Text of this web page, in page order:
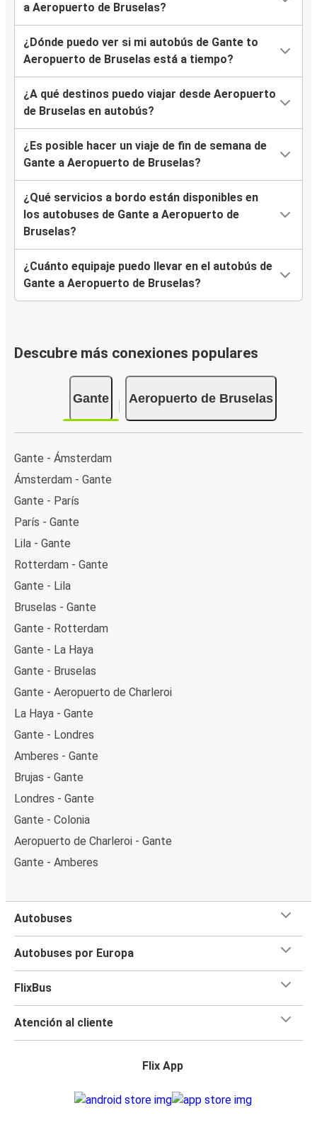
a Aeropuerto de Bruselas?
¿Dónde puedo ver si mi autobús de Gante to
Aeropuerto de Bruselas está a tiempo?
¿A qué destinos puedo viajar desde Aeropuerto
de Bruselas en autobús?
¿Es posible hacer un viaje de fin de semana de
Gante a Aeropuerto de Bruselas?
¿Qué servicios a bordo están disponibles en
los autobuses de Gante a Aeropuerto de
Bruselas?
¿Cuánto equipaje puedo llevar en el autobús de
Gante a Aeropuerto de Bruselas?
Descubre más conexiones populares
Gante Aeropuerto de Bruselas
Gante - Ámsterdam
Ámsterdam - Gante
Gante - París
París - Gante
Lila - Gante
Rotterdam - Gante
Gante - Lila
Bruselas - Gante
Gante - Rotterdam
Gante - La Haya
Gante - Bruselas
Gante - Aeropuerto de Charleroi
La Haya - Gante
Gante - Londres
Amberes - Gante
Brujas - Gante
Londres - Gante
Gante - Colonia
Aeropuerto de Charleroi - Gante
Gante - Amberes
Autobuses
Autobuses por Europa
FlixBus
Atención al cliente
Flix App